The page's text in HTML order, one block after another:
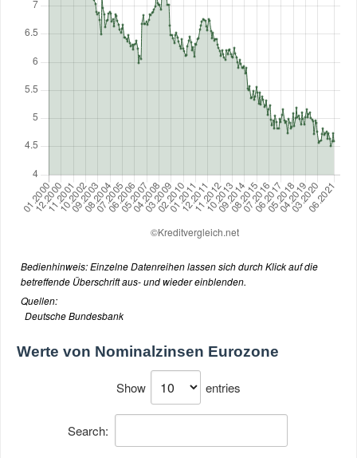
Bedienhinweis: Einzelne Datenreihen lassen sich durch Klick auf die
betreffende Überschrift aus- und wieder einblenden.
Quellen:
Deutsche Bundesbank
Werte von Nominalzinsen Eurozone
Show entries
Search: